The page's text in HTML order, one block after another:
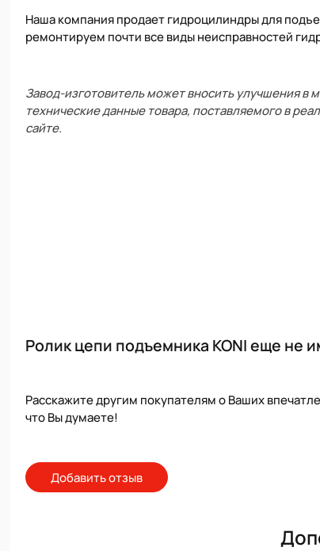
Наша компания продает гидроцилиндры для
ремонтируем почти все виды неисправностей
Завод-изготовитель может вносить улучшения в
технические данные товара, поставляемого в
сайте.
Ролик цепи подъемника KONI еще не
Расскажите другим покупателям о Ваших
что Вы думаете!
Добавить отзыв